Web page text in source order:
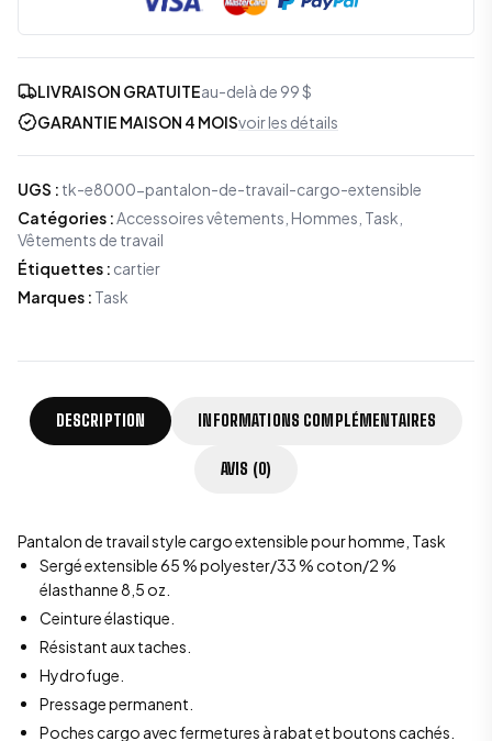
LIVRAISON GRATUITEau-delà de 99 $
GARANTIE MAISON 4 MOISvoir les détails
UGS : tk-e8000-pantalon-de-travail-cargo-extensible
Catégories :Accessoires vêtements Hommes Task
Vêtements de travail
Étiquettes : cartier
Marques : Task
DESCRIPTION INFORMATIONS COMPLÉMENTAIRES
AVIS (0)
Pantalon de travail style cargo extensible pour homme, Task
Sergé extensible 65 % polyester/33 % coton/2 %
élasthanne 8,5 oz.
Ceinture élastique.
Résistant aux taches.
Hydrofuge.
Pressage permanent.
Poches cargo avec fermetures à rabat et boutons cachés.